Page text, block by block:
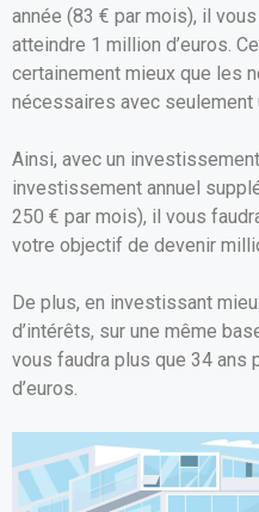
année (83 € par mois), il
atteindre 1 million d’euros.
certainement mieux que les
nécessaires avec seulement
Ainsi, avec un
investissement annuel
250 € par mois), il vous
votre objectif de devenir
De plus, en investissant
d’intérêts, sur une même
vous faudra plus que 34 ans
d’euros.